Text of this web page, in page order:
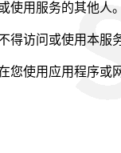
使用服务的其他人。
访问或使用本服务
使用应用程序